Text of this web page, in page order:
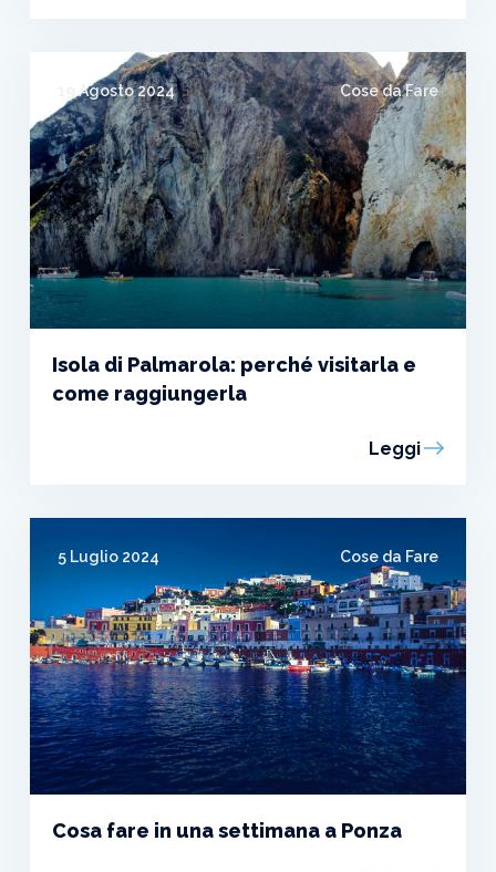
19 Agosto 2024 Cose da Fare
Isola di Palmarola: perché visitarla e
come raggiungerla
Leggi
5 Luglio 2024 Cose da Fare
Cosa fare in una settimana a Ponza